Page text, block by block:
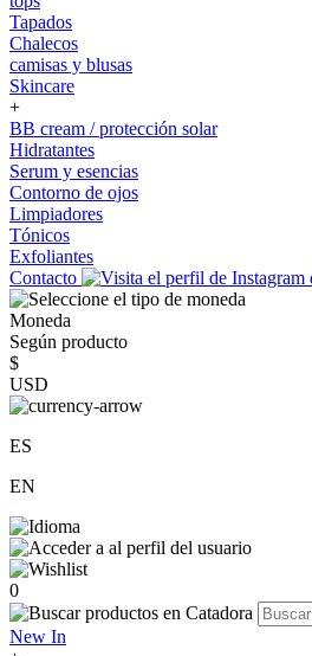
Tapados
Chalecos
camisas y blusas
Skincare
+
BB cream / protección solar
Hidratantes
Serum y esencias
Contorno de ojos
Limpiadores
Tónicos
Exfoliantes
Contacto
Moneda
Según producto
$
USD
ES
EN
0
New In